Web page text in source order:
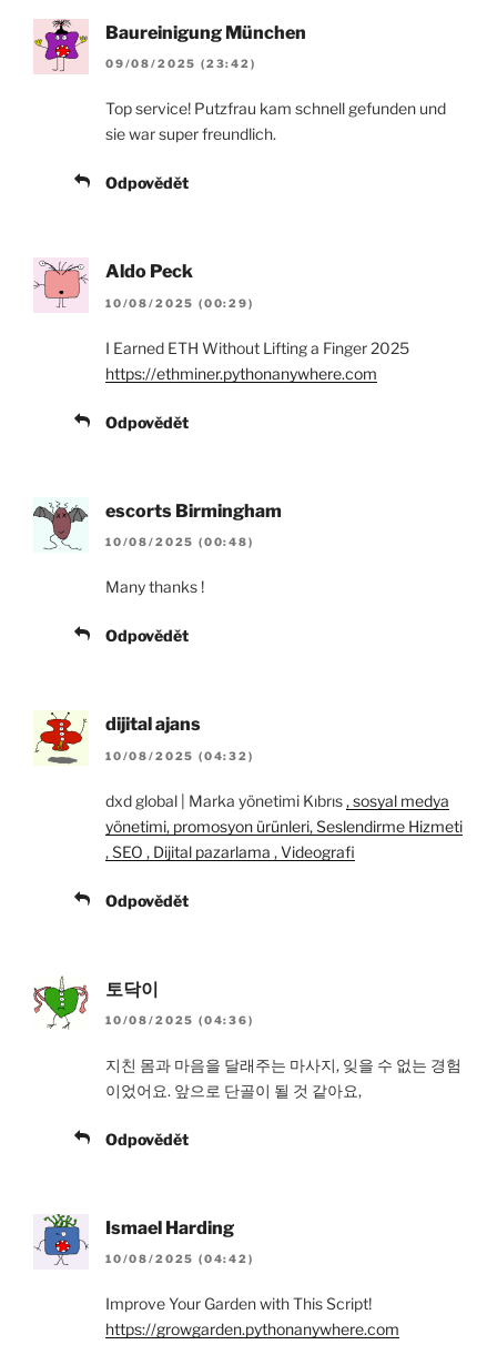
Baureinigung München
09/08/2025 (23:42)
Top service! Putzfrau kam schnell gefunden und
sie war super freundlich.
Odpovědět
Aldo Peck
10/08/2025 (00:29)
I Earned ETH Without Lifting a Finger 2025
https://ethminer.pythonanywhere.com
Odpovědět
escorts Birmingham
10/08/2025 (00:48)
Many thanks !
Odpovědět
dijital ajans
10/08/2025 (04:32)
dxd global | Marka yönetimi Kıbrıs, sosyal medya
yönetimi, promosyon ürünleri, Seslendirme Hizmeti
, SEO , Dijital pazarlama , Videografi
Odpovědět
토닥이
10/08/2025 (04:36)
지친 몸과 마음을 달래주는 마사지, 잊을 수 없는 경험
이었어요. 앞으로 단골이 될 것 같아요,
Odpovědět
Ismael Harding
10/08/2025 (04:42)
Improve Your Garden with This Script!
https://growgarden.pythonanywhere.com